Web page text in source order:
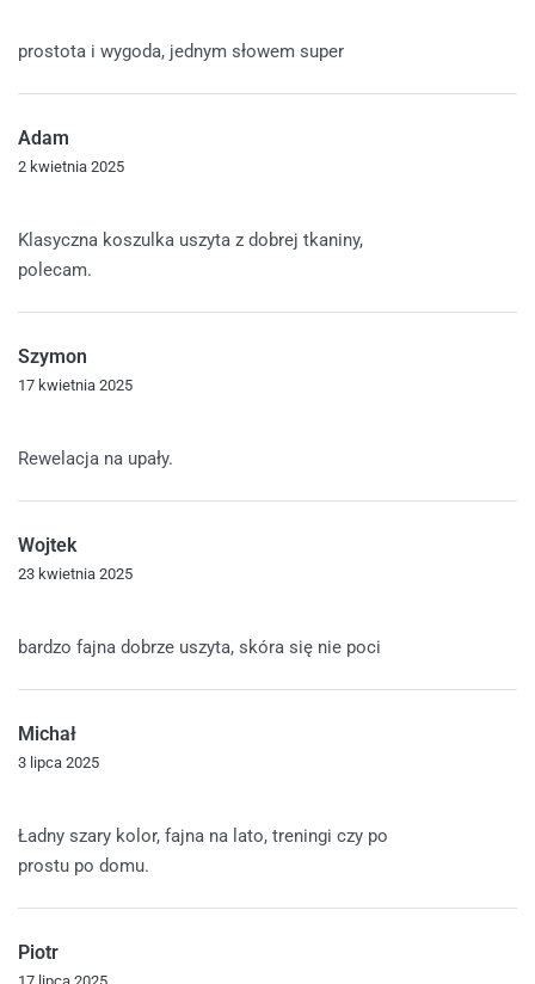
prostota i wygoda, jednym słowem super
Adam
2 kwietnia 2025
Klasyczna koszulka uszyta z dobrej tkaniny,
polecam.
Szymon
17 kwietnia 2025
Rewelacja na upały.
Wojtek
23 kwietnia 2025
bardzo fajna dobrze uszyta, skóra się nie poci
Michał
3 lipca 2025
Ładny szary kolor, fajna na lato, treningi czy po
prostu po domu.
Piotr